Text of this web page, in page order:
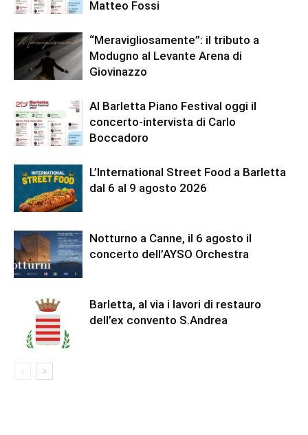
Matteo Fossi
“Meravigliosamente”: il tributo a
Modugno al Levante Arena di
Giovinazzo
Al Barletta Piano Festival oggi il
concerto-intervista di Carlo
Boccadoro
L’International Street Food a Barletta
dal 6 al 9 agosto 2026
Notturno a Canne, il 6 agosto il
concerto dell’AYSO Orchestra
Barletta, al via i lavori di restauro
dell’ex convento S.Andrea